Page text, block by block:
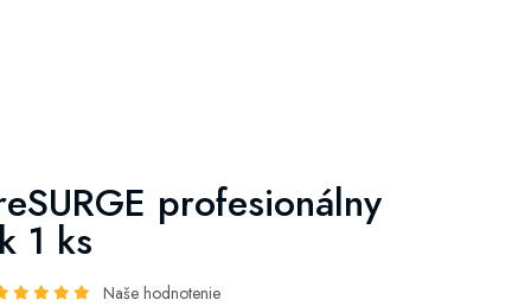
profesionálny
1 ks
Naše hodnotenie